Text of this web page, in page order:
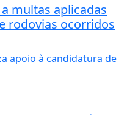
multas aplicadas
rodovias ocorridos